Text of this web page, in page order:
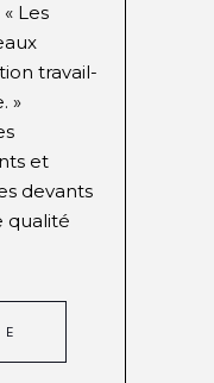
Les
travail-
»
et
devants
qualité